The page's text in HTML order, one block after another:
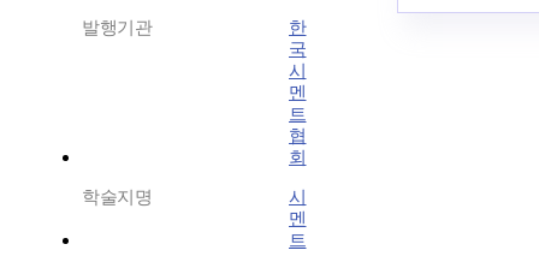
발행기관
한
국
시
멘
트
협
회
학술지명
시
멘
트